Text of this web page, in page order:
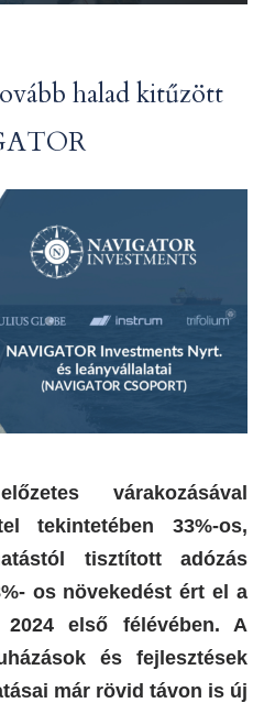
halad kitűzött
várakozásával
tekintetében 33%-os,
tisztított adózás
os növekedést ért el a
2024 első félévében. A
és fejlesztések
már rövid távon is új